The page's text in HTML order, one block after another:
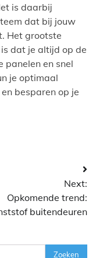
is daarbij
dat bij jouw
Het grootste
dat je altijd op de
panelen en snel
je optimaal
besparen op je
Next:
Opkomende trend:
buitendeuren